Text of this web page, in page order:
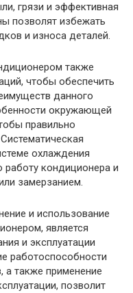
грязи и эффективная
позволят избежать
и износа деталей.
также
чтобы обеспечить
данного
окружающей
правильно
охлаждения
работу кондиционера и
замерзанием.
и использование
является
и эксплуатации
работоспособности
а также применение
позволит